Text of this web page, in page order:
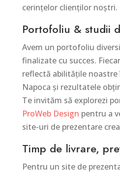
cerințelor clienților noștri.
Portofoliu & studii
Avem un portofoliu
finalizate cu succes.
reflectă abilitățile noastre
Napoca și rezultatele
Te invităm să explorezi
ProWeb Design pentru a
site-uri de prezentare
Timp de livrare,
Pentru un site de